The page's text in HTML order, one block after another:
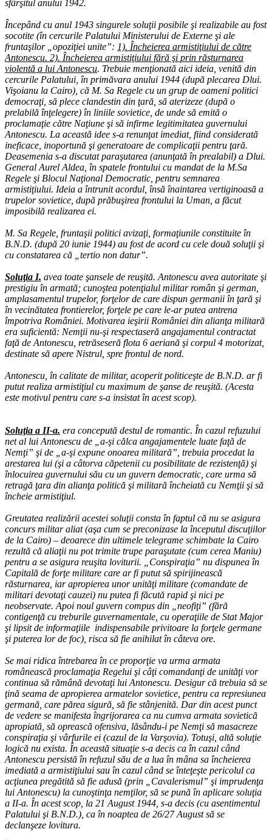
sfârşitul anului 1942.
Începând cu anul 1943 singurele soluţii posibile şi realizabile au fost
socotite (în cercurile Palatului Ministerului de Externe şi ale
fruntaşilor „opoziţiei unite”: 1). Încheierea armistiţiului de către
Antonescu. 2). Încheierea armistiţiului fără şi prin răsturnarea
violentă a lui Antonescu. Trebuie menţionată aici ideia, venită din
cercurile Palatului, în primăvara anului 1944 (după plecarea Dlui.
Vişoianu la Cairo), că M. Sa Regele cu un grup de oameni politici
democraţi, să plece clandestin din ţară, să aterizeze (după o
prelabilă înţelegere) în liniile sovietice, de unde să emită o
proclamaţie către Naţiune şi să infirme legitimitatea guvernului
Antonescu. La această idee s-a renunţat imediat, fiind considerată
ineficace, inoportună şi generatoare de complicaţii pentru ţară.
Deasemenia s-a discutat paraşutarea (anunţată în prealabil) a Dlui.
General Aurel Aldea, în spatele frontului cu mandat de la M.Sa
Regele şi Blocul Naţional Democratic, pentru semnarea
armistiţiului. Ideia a întrunit acordul, însă înaintarea vertiginoasă a
trupelor sovietice, după prăbuşirea frontului la Uman, a făcut
imposibilă realizarea ei.
M. Sa Regele, fruntaşii politici avizaţi, formaţiunile constituite în
B.N.D. (după 20 iunie 1944) au fost de acord cu cele două soluţii şi
cu constatarea că „tertio non datur”.
Soluţia I. avea toate şansele de reuşită. Antonescu avea autoritate şi
prestigiu în armată; cunoştea potenţialul militar român şi german,
amplasamentul trupelor, forţelor de care dispun germanii în ţară şi
în vecinătatea frontierelor, forţele pe care le-ar putea antrena
împotriva României. Motivarea ieşirii României din alianţa militară
era suficientă: Nemţii nu-şi respectaseră angajamentul contractat
faţă de Antonescu, retrăseseră flota 6 aeriană şi corpul 4 motorizat,
destinate să apere Nistrul, spre frontul de nord.
Antonescu, în calitate de militar, acoperit politiceşte de B.N.D. ar fi
putut realiza armistiţiul cu maximum de şanse de reuşită. (Acesta
este motivul pentru care s-a insistat în acest scop).
Soluţia a II-a. era concepută destul de romantic. În cazul refuzului
net al lui Antonescu de „a-şi călca angajamentele luate faţă de
Nemţi” şi de „a-şi expune onoarea militară”, trebuia procedat la
arestarea lui (şi a câtorva căpetenii cu posibilitate de rezistenţă) şi
înlocuirea guvernului său cu un guvern democratic, care urma să
retragă ţara din alianţa politică şi militară încheiată cu Nemţii şi să
încheie armistiţiul.
Greutatea realizării acestei soluţii consta în faptul că nu se asigura
concurs militar aliat (aşa cum se preconizase la începutul discuţiilor
de la Cairo) – deoarece din ultimele telegrame schimbate la Cairo
rezultă că aliaţii nu pot trimite trupe paraşutate (cum cerea Maniu)
pentru a se asigura reuşita loviturii. „Conspiraţia” nu dispunea în
Capitală de forţe militare care ar fi putut să spirijinească
răsturnarea, iar apropierea unor unităţi militare (comandate de
militari devotaţi cauzei) nu putea fi făcută rapid şi nici pe
neobservate. Apoi noul guvern compus din „neofiţi” (fără
contigenţă cu treburile guvernamentale, cu operaţiile de Stat Major
şi lipsit de informaţiile indispensabile privitoare la forţele germane
şi puterea lor de foc), risca să fie anihilat în câteva ore.
Se mai ridica întrebarea în ce proporţie va urma armata
românească proclamaţia Regelui şi câţi comandanţi de unităţi vor
continua să rămână devotaţi lui Antonescu. Desigur că trebuia să se
ţină seama de apropierea armatelor sovietice, pentru ca represiunea
germană, care părea sigură, să fie stânjenită. Dar din acest punct
de vedere se manifesta îngrijorarea ca nu cumva armata sovietică
apropiată, să oprească ofensiva, lăsându-i pe Nemţi să masacreze
conspiraţia şi vârfurile ei (cazul de la Varşovia). Totuşi, altă soluţie
logică nu exista. În această situaţie s-a decis ca în cazul când
Antonescu persistă în refuzul său de a lua în mâna sa încheierea
imediată a armistiţiului sau în cazul când se înteţeşte pericolul ca
acţiunea pregătită să fie adusă (prin „Cavalerismul” şi imprudenţa
lui Antonescu) la cunoştinţa nemţilor, să se pună în aplicare soluţia
a II-a. În acest scop, la 21 August 1944, s-a decis (cu asentimentul
Palatului şi B.N.D.), ca în noaptea de 26/27 August să se
declanşeze lovitura.